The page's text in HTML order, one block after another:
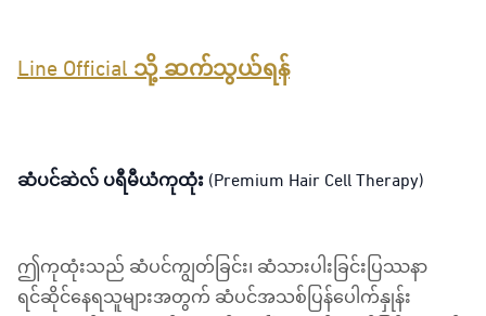
Line Official သို့ ဆက်သွယ်ရန်
ဆံပင်ဆဲလ် ပရီမီယံကုထုံး (Premium Hair Cell Therapy)
ဤကုထုံးသည် ဆံပင်ကျွတ်ခြင်း၊ ဆံသားပါးခြင်းပြဿနာ
ရင်ဆိုင်နေရသူများအတွက် ဆံပင်အသစ်ပြန်ပေါက်နှုန်း